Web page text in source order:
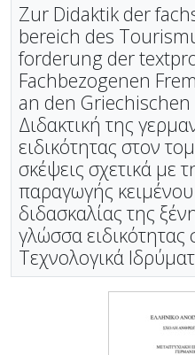
Zur Didaktik der
bereich des
forderung der
Fachbezogenen
an den
Διδακτική της
ειδικότητας στον
σκέψεις σχετικά με
παραγωγής
διδασκαλίας της
γλώσσα
Τεχνολογικά